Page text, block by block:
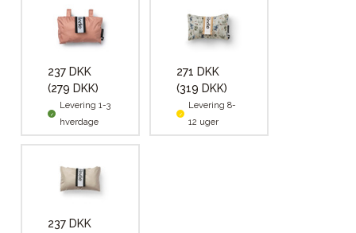
237 DKK
(279 DKK)
Levering 1-3
hverdage
271 DKK
(319 DKK)
Levering 8-
12 uger
237 DKK